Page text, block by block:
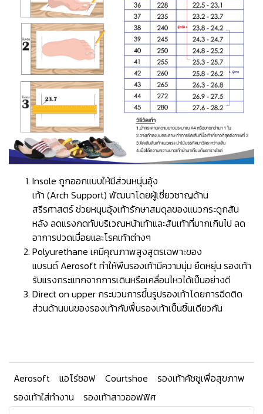
Insole ถูกออกแบบให้มีส่วนหนุ่นอุ้ง
เท้า (Arch Support) พัฒนาโดยผู้เชี่ยวชาญด้าน
สรีรศาสตร์ ช่วยหนุนอุ้งเท้ารักษาสมดุลของแนวกระดูกสัน
หลัง ลดแรงกดทับบริเวณหน้าเท้าและส้นเท้าที่มากเกินไป ลด
อาการปวดเมื่อยและโรคเท้าต่างๆ
Polyurethane เคมีคุณภาพสูงสูตรเฉพาะของ
แบรนด์ Aerosoft ทำให้พืนรองเท้ามีความนุ่ม ยืดหยุ่น รองเท้า
รับแรงกระแทกจากการเดินหรือเคลื่อนไหวได้เป็นอย่างดี
Direct on upper กระบวนการขึ้นรูปรองเท้าโดยการฉีดติด
ส่วนด้านบนของรองเท้ากับพื้นรองเท้าเป็นชิ้นเดียวกัน
Aerosoft แอโร่ซอฟ Courtshoe
รองเท้าคัชชูเพื่อสุขภาพ
รองเท้าใส่ทำงาน
รองเท้าสาวออฟฟิศ